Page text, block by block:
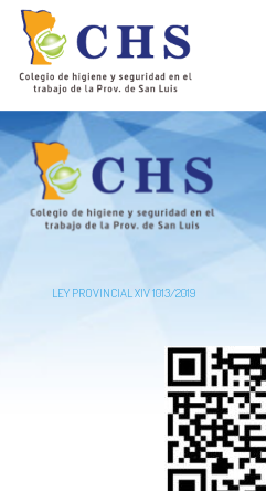
LEY PROVINCIAL XIV 1013/2019